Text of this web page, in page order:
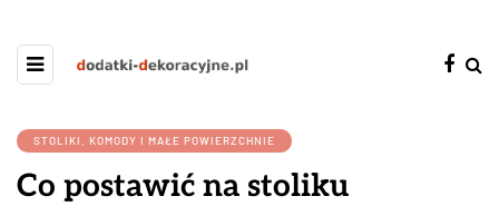
STOLIKI, KOMODY I MAŁE POWIERZCHNIE
Co postawić na stoliku